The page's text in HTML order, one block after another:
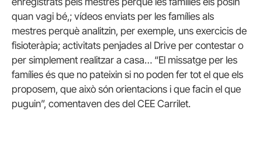
quan vagi bé,; vídeos enviats per les famílies als
mestres perquè analitzin, per exemple, uns exercicis de
fisioteràpia; activitats penjades al Drive per contestar o
per simplement realitzar a casa… “El missatge per les
famílies és que no pateixin si no poden fer tot el que els
proposem, que això són orientacions i que facin el que
puguin”, comentaven des del CEE Carrilet.